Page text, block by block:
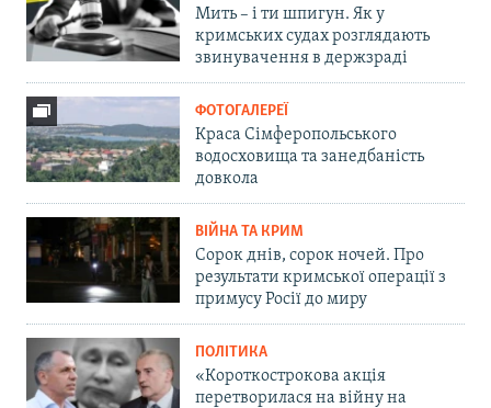
Мить – і ти шпигун. Як у
кримських судах розглядають
звинувачення в держзраді
ФОТОГАЛЕРЕЇ
Краса Сімферопольського
водосховища та занедбаність
довкола
ВІЙНА ТА КРИМ
Сорок днів, сорок ночей. Про
результати кримської операції з
примусу Росії до миру
ПОЛІТИКА
«Короткострокова акція
перетворилася на війну на